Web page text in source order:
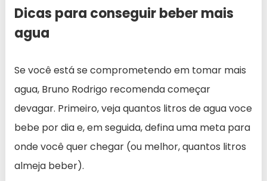
Dicas para conseguir beber mais
agua
Se você está se comprometendo em tomar mais
agua, Bruno Rodrigo recomenda começar
devagar. Primeiro, veja quantos litros de agua voce
bebe por dia e, em seguida, defina uma meta para
onde você quer chegar (ou melhor, quantos litros
almeja beber).